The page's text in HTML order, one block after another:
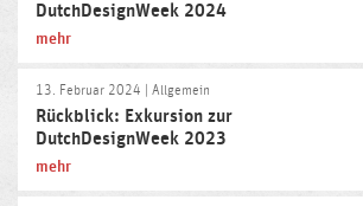
DutchDesignWeek 2024
mehr
13. Februar 2024 | Allgemein
Rückblick: Exkursion zur
DutchDesignWeek 2023
mehr